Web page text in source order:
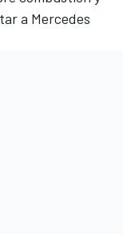
a Mercedes